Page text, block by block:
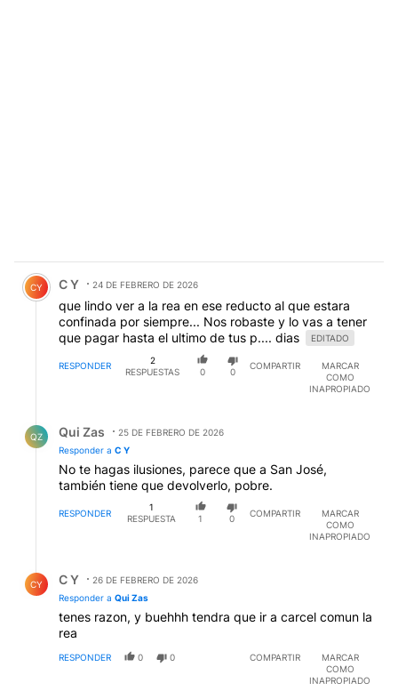
Comentario de C Y.
CY C Y 24 DE FEBRERO DE 2026
que lindo ver a la rea en ese reducto al que estara
confinada por siempre... Nos robaste y lo vas a tener
que pagar hasta el ultimo de tus p.... dias
EDITADO
RESPONDER
2
RESPUESTAS
0 0
COMPARTIR
MARCAR
COMO
INAPROPIADO
QZ Qui Zas
25 DE FEBRERO DE 2026
Responder a C Y
No te hagas ilusiones, parece que a San José,
también tiene que devolverlo, pobre.
RESPONDER
1
RESPUESTA
1 0
COMPARTIR
MARCAR
COMO
INAPROPIADO
CY C Y
26 DE FEBRERO DE 2026
Responder a Qui Zas
tenes razon, y buehhh tendra que ir a carcel comun la
rea
RESPONDER 0 0 COMPARTIR
MARCAR
COMO
INAPROPIADO